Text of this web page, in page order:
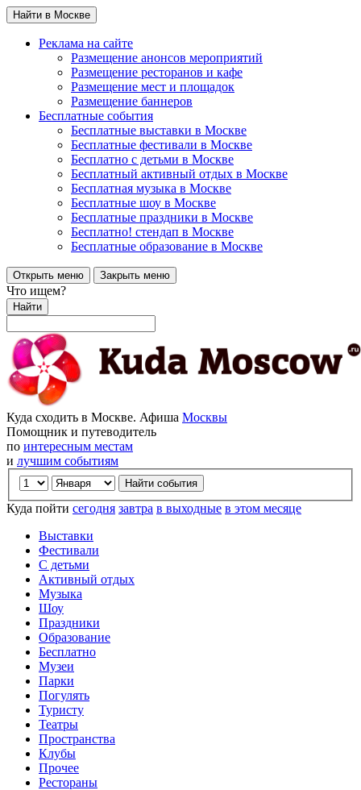
Найти в Москве
Реклама на сайте
Размещение анонсов мероприятий
Размещение ресторанов и кафе
Размещение мест и площадок
Размещение баннеров
Бесплатные события
Бесплатные выставки в Москве
Бесплатные фестивали в Москве
Бесплатно с детьми в Москве
Бесплатный активный отдых в Москве
Бесплатная музыка в Москве
Бесплатные шоу в Москве
Бесплатные праздники в Москве
Бесплатно! стендап в Москве
Бесплатные образование в Москве
Открыть меню Закрыть меню
Что ищем?
Найти
Куда сходить в Москве. Афиша Москвы
Помощник и путеводитель
по интересным местам
и лучшим событиям
Куда пойти сегодня завтра в выходные в этом месяце
Выставки
Фестивали
С детьми
Активный отдых
Музыка
Шоу
Праздники
Образование
Бесплатно
Музеи
Парки
Погулять
Туристу
Театры
Пространства
Клубы
Прочее
Рестораны